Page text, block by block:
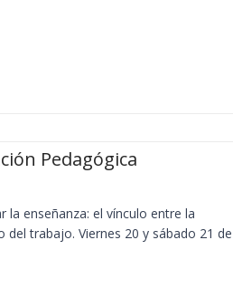
Pedagógica
la enseñanza: el vínculo entre la
trabajo. Viernes 20 y sábado 21 de